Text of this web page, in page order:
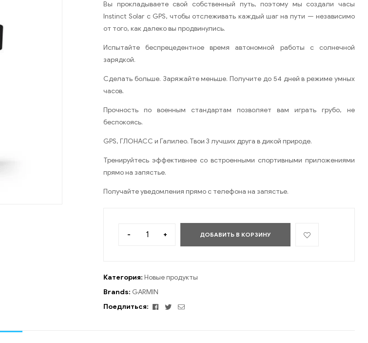
Вы прокладываете свой собственный путь, поэтому мы создали часы
Instinct Solar с GPS, чтобы отслеживать каждый шаг на пути — независимо
от того, как далеко вы продвинулись.
Испытайте беспрецедентное время автономной работы с солнечной
зарядкой.
Сделать больше. Заряжайте меньше. Получите до 54 дней в режиме умных
часов.
Прочность по военным стандартам позволяет вам играть грубо, не
беспокоясь.
GPS, ГЛОНАСС и Галилео. Твои 3 лучших друга в дикой природе.
Тренируйтесь эффективнее со встроенными спортивными приложениями
прямо на запястье.
Получайте уведомления прямо с телефона на запястье.
- + ДОБАВИТЬ В КОРЗИНУ
Категория: Новые продукты
Brands: GARMIN
Поедлиться:
Facebook
TwitterEmail